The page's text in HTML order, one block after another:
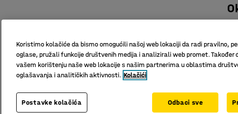
Koristimo kolačiće da bismo omogućili našoj web lokaciji da radi pravilno,
oglase, pružali funkcije društvenih medija i analizirali web promet. Također
vašem korištenju naše web lokacije s našim partnerima u oblastima
oglašavanja i analitičkih aktivnosti. Kolačići
Postavke kolačića Odbaci sve